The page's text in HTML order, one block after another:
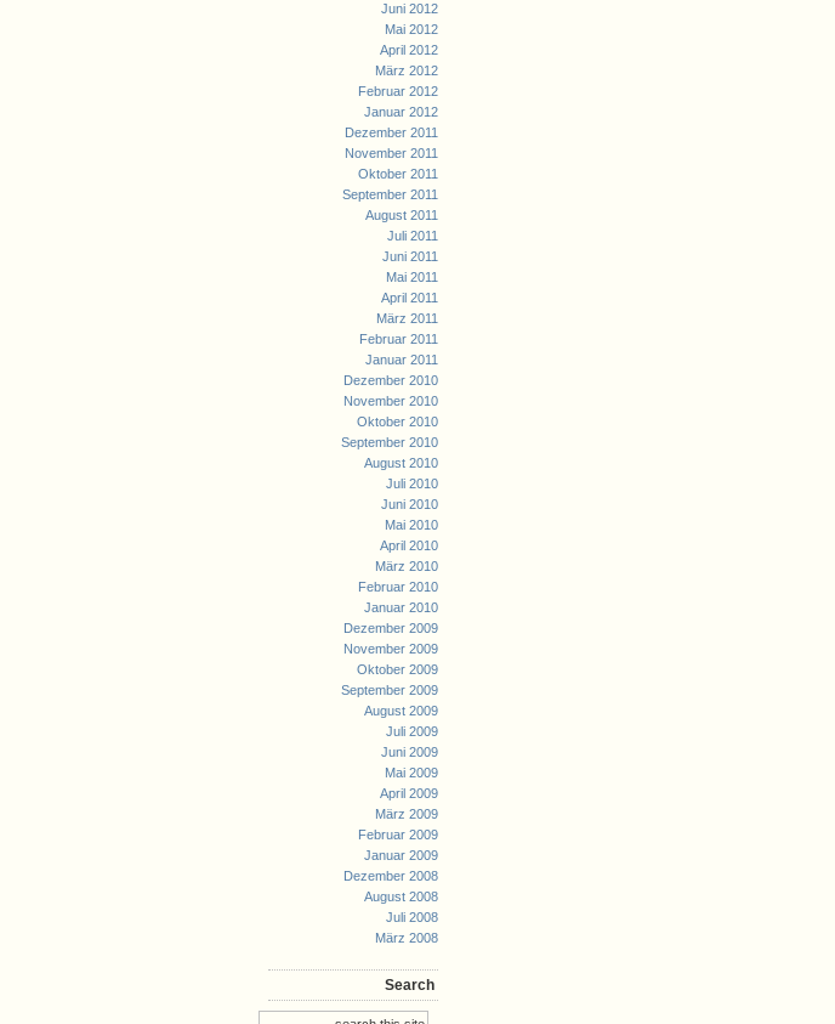
Juni 2012
Mai 2012
April 2012
März 2012
Februar 2012
Januar 2012
Dezember 2011
November 2011
Oktober 2011
September 2011
August 2011
Juli 2011
Juni 2011
Mai 2011
April 2011
März 2011
Februar 2011
Januar 2011
Dezember 2010
November 2010
Oktober 2010
September 2010
August 2010
Juli 2010
Juni 2010
Mai 2010
April 2010
März 2010
Februar 2010
Januar 2010
Dezember 2009
November 2009
Oktober 2009
September 2009
August 2009
Juli 2009
Juni 2009
Mai 2009
April 2009
März 2009
Februar 2009
Januar 2009
Dezember 2008
August 2008
Juli 2008
März 2008
Search